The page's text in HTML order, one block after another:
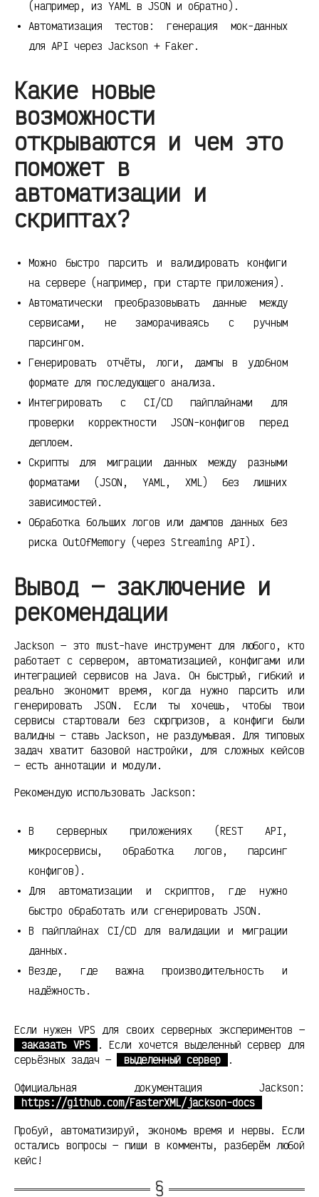
(например, из YAML в JSON и обратно).
Автоматизация тестов: генерация мок-данных
для API через Jackson + Faker.
Какие новые
возможности
открываются и чем это
поможет в
автоматизации и
скриптах?
Можно быстро парсить и валидировать конфиги
на сервере (например, при старте приложения).
Автоматически преобразовывать данные между
сервисами, не заморачиваясь с ручным
парсингом.
Генерировать отчёты, логи, дампы в удобном
формате для последующего анализа.
Интегрировать с CI/CD пайплайнами для
проверки корректности JSON-конфигов перед
деплоем.
Скрипты для миграции данных между разными
форматами (JSON, YAML, XML) без лишних
зависимостей.
Обработка больших логов или дампов данных без
риска OutOfMemory (через Streaming API).
Вывод — заключение и
рекомендации
Jackson — это must-have инструмент для любого, кто
работает с сервером, автоматизацией, конфигами или
интеграцией сервисов на Java. Он быстрый, гибкий и
реально экономит время, когда нужно парсить или
генерировать JSON. Если ты хочешь, чтобы твои
сервисы стартовали без сюрпризов, а конфиги были
валидны — ставь Jackson, не раздумывая. Для типовых
задач хватит базовой настройки, для сложных кейсов
— есть аннотации и модули.
Рекомендую использовать Jackson:
В серверных приложениях (REST API,
микросервисы, обработка логов, парсинг
конфигов).
Для автоматизации и скриптов, где нужно
быстро обработать или сгенерировать JSON.
В пайплайнах CI/CD для валидации и миграции
данных.
Везде, где важна производительность и
надёжность.
Если нужен VPS для своих серверных экспериментов —
заказать VPS
. Если хочется выделенный сервер для
серьёзных задач —
выделенный сервер .
Официальная документация Jackson:
https://github.com/FasterXML/jackson-docs
Пробуй, автоматизируй, экономь время и нервы. Если
остались вопросы — пиши в комменты, разберём любой
кейс!